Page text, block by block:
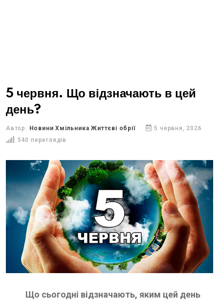
5 червня. Що відзначають в цей
день?
Автор: Новини Хмільника Життєві обрії
5 червня, 2026
540 переглядів
Що сьогодні відзначають, яким цей день